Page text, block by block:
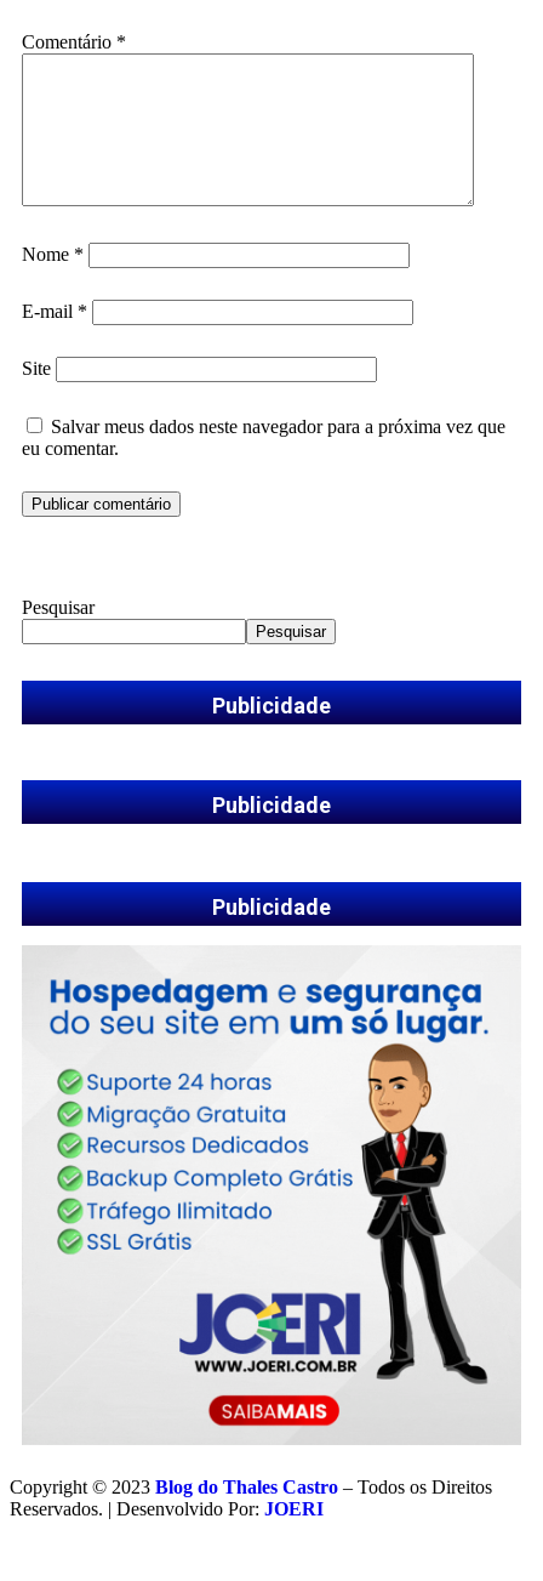
Comentário *
Nome *
E-mail *
Site
Salvar meus dados neste navegador para a próxima vez que
eu comentar.
Pesquisar
Pesquisar
Publicidade
Publicidade
Publicidade
Copyright © 2023 Blog do Thales Castro – Todos os Direitos
Reservados. | Desenvolvido Por: JOERI